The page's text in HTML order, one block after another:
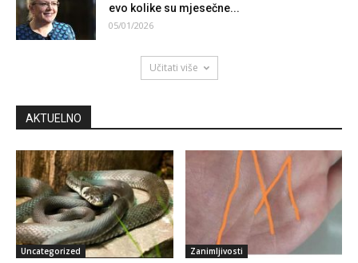
evo kolike su mjesečne...
05/01/2026
Učitati više
AKTUELNO
Uncategorized Zanimljivosti